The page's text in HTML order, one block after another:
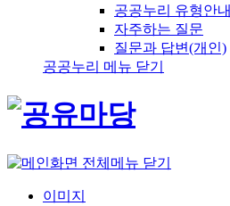
공공누리 유형안내
자주하는 질문
질문과 답변(개인)
공공누리 메뉴 닫기
전체메뉴 닫기
이미지